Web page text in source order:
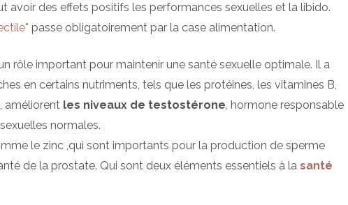
avoir des effets positifs les performances sexuelles et la libido.
* passe obligatoirement par la case alimentation.
rôle important pour maintenir une santé sexuelle optimale. Il a
en certains nutriments, tels que les protéines, les vitamines B,
améliorent les niveaux de testostérone, hormone responsable
normales.
le zinc ,qui sont importants pour la production de sperme
de la prostate. Qui sont deux éléments essentiels à la santé